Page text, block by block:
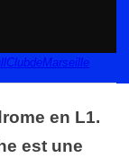
en L1.
est une